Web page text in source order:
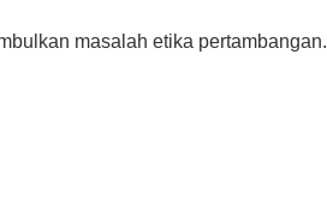
masalah etika pertambangan.